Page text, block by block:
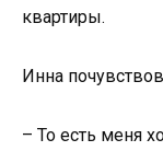
квартиры.
Инна
– То есть меня